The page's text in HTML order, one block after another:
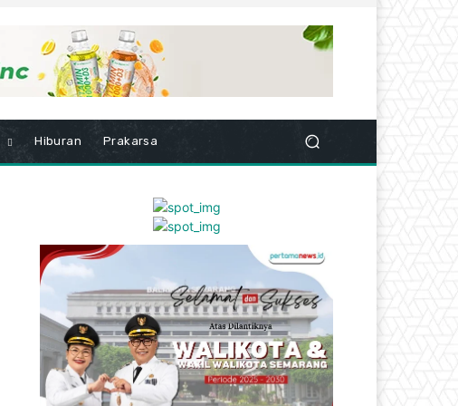
Hiburan Prakarsa